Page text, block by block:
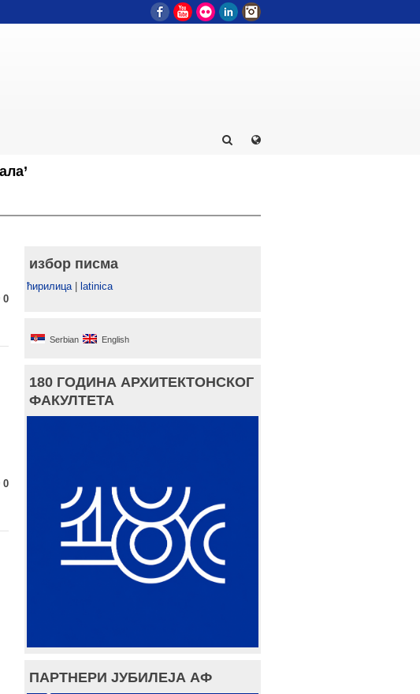
FacebookYouTube
Flickr LinkedIn
0
0
избор писма
ћирилица| latinica
Serbian English
180 ГОДИНА АРХИТЕКТОНСКОГ
ФАКУЛТЕТА
ПАРТНЕРИ ЈУБИЛЕЈА АФ